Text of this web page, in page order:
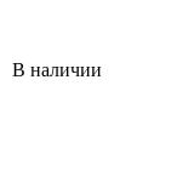
В наличии